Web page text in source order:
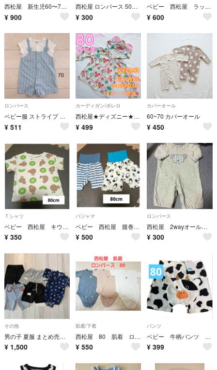
西松屋 新生児60〜70サイズ 年中素材コンビドレス 3枚セット
¥ 900
西松屋 ロンパース 50〜60 0ヶ月〜6ヶ月 ベビー服 ミッキー ディズニー
¥ 300
ベビー 西松屋 ラッコ柄 ロンパース 80cm
¥ 600
ロンパース
ベビー服 ストライプ くま耳付き ロンパース 70cm
¥ 511
カーディガン/ボレロ
西松屋★ディズニー★ミニーマウス総柄耳リボン付きジッパーパーカー★アウター★80
¥ 499
カバーオール
60~70 カバーオール
¥ 450
Ｔシャツ
ベビー 西松屋 キウイと鳥のプリント Tシャツ 80cm
¥ 350
パジャマ
ベビー 西松屋 腹巻き付き ハーフパンツ パジャマ 80cm 2枚セット
¥ 500
ロンパース
西松屋 2wayオール カバーオール
¥ 300
その他
男の子 夏服 まとめ売り 5点セット ハーフパンツ 甚平 80cm
¥ 1,500
肌着/下着
西松屋 80 肌着 ロンパース 3枚セット
¥ 550
パンツ
ベビー 牛柄パンツ 半ズボン 80センチ 西松屋
¥ 399